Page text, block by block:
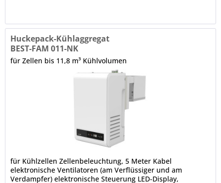
Huckepack-Kühlaggregat
BEST-FAM 011-NK
für Zellen bis 11,8 m³ Kühlvolumen
für Kühlzellen Zellenbeleuchtung, 5 Meter Kabel
elektronische Ventilatoren (am Verflüssiger und am
Verdampfer) elektronische Steuerung LED-Display,